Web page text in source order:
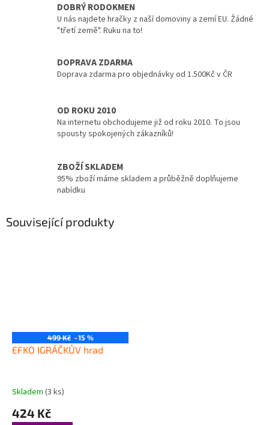
DOBRÝ RODOKMEN
U nás najdete hračky z naší domoviny a zemí EU. Žádné
"třetí země". Ruku na to!
DOPRAVA ZDARMA
Doprava zdarma pro objednávky od 1.500Kč v ČR
OD ROKU 2010
Na internetu obchodujeme již od roku 2010. To jsou
spousty spokojených zákazníků!
ZBOŽÍ SKLADEM
95% zboží máme skladem a průběžně doplňujeme
nabídku
Související produkty
499 Kč –15 %
EFKO IGRÁČKŮV hrad
Skladem (3 ks)
424 Kč